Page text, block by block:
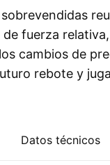
fuerza
cambios de
rebote y
Datos técnicos